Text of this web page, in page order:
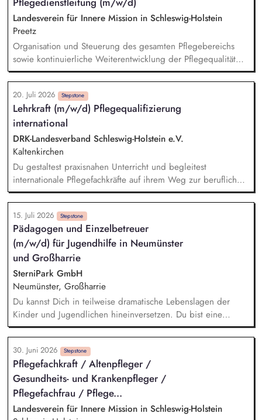
Weiterentwicklung von Leitlinien, Verhaltenskodizes und dem
Meldesystem. Förderung einer offenen Feedback- und
Beschwerdekultur innerhalb der Organisation.
Landesverein für Innere Mission in Schleswig-Holstein
Preetz
Organisation und Steuerung des gesamten Pflegebereichs
sowie kontinuierliche Weiterentwicklung der Pflegequalität
Führung, Begleitung und Förderung der Mitarbeitenden im
Pflegedienst Sicherstellung einer fachgerechten und
wirtschaftlichen Pflege sowie einer vollständigen
Pflegedokumentation Verantwortung für die Personaleinsatz-
und Dienstplanung Beratung von Bewohnerinnen und
Bewohnern sowie deren Angehörigen in pflegerischen
Fragestellungen Enge Zusammenarbeit mit Ärztinnen und
Ärzten, Kostenträgern sowie weiteren Kooperationspartnern
20. Juli 2026 Stepstone
Lehrkraft (m/w/d) Pflegequalifizierung
international
DRK-Landesverband Schleswig-Holstein e.V.
Kaltenkirchen
Du gestaltest praxisnahen Unterricht und begleitest
internationale Pflegefachkräfte auf ihrem Weg zur beruflichen
Anerkennung. Zu deinen Aufgaben gehören insbesondere:
Planung, Durchführung und Nachbereitung theoretischer
Unterrichtseinheiten, Praxisbegleitung sowie enge
Zusammenarbeit mit Pflegeeinrichtungen und
Praxisanleitenden, Vorbereitung der Teilnehmenden auf
Anerkennungs- und Kenntnisprüfungen, Individuelle Beratung
und Begleitung während der Qualifizierungsmaßnahme,
Mitwirkung bei der Entwicklung moderner Lehr- und
Lernkonzepte, Dokumentation sowie organisatorische
Aufgaben im Rahmen der Bildungsmaßnahmen, Aktive
Mitarbeit in einem multiprofessionellen Team
15. Juli 2026 Stepstone
Pädagogen und Einzelbetreuer
(m/w/d) für Jugendhilfe in Neumünster
und Großharrie
SterniPark GmbH
Neumünster, Großharrie
Du kannst Dich in teilweise dramatische Lebenslagen der
Kinder und Jugendlichen hineinversetzen. Du bist eine
vertrauensvolle und empathische Bezugsperson für die
Kinder und Jugendlichen. Du vermittelst den Kindern und
Jugendlichen Sicherheit, Offenheit und Geborgenheit. Du
stehst den Kindern und Jugendlichen bei den alltäglich
anfallenden Aufgaben zur Seite und hilfst ihnen wieder einen
gefestigten und strukturierten Alltag zu finden.
30. Juni 2026 Stepstone
Pflegefachkraft / Altenpfleger /
Gesundheits- und Krankenpfleger /
Pflegefachfrau / Pflege...
Landesverein für Innere Mission in Schleswig-Holstein